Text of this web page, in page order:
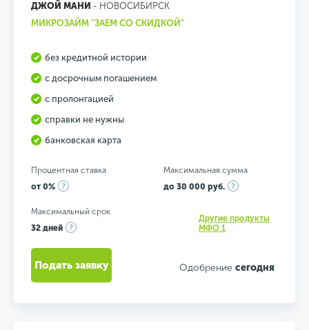
ДЖОЙ МАНИ - НОВОСИБИРСК
МИКРОЗАЙМ "ЗАЕМ СО СКИДКОЙ"
без кредитной истории
с досрочным погашением
с пролонгацией
справки не нужны
банковская карта
Процентная ставка
от 0%
Максимальная сумма
до 30 000 руб.
Максимальный срок
32 дней
Другие продукты
МФО 1
Одобрение сегодня
Подать заявку